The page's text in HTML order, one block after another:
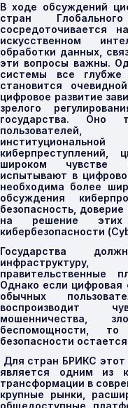
В ходе обсуждений
стран
сосредоточивается
искусственном
обработки данных,
эти вопросы важны.
системы все глубже
становится
цифровое развитие
зрелого
государства. Оно
широком чувстве
испытывают в
необходима более
обсуждения
безопасность,
на решение этих
кибербезопасности (
Государства
правительственные
Однако если цифровая
обычных
воспроизводит
мошенничества,
беспомощности,
безопасности
Для стран БРИКС этот
является одним из
трансформации в
крупные рынки,